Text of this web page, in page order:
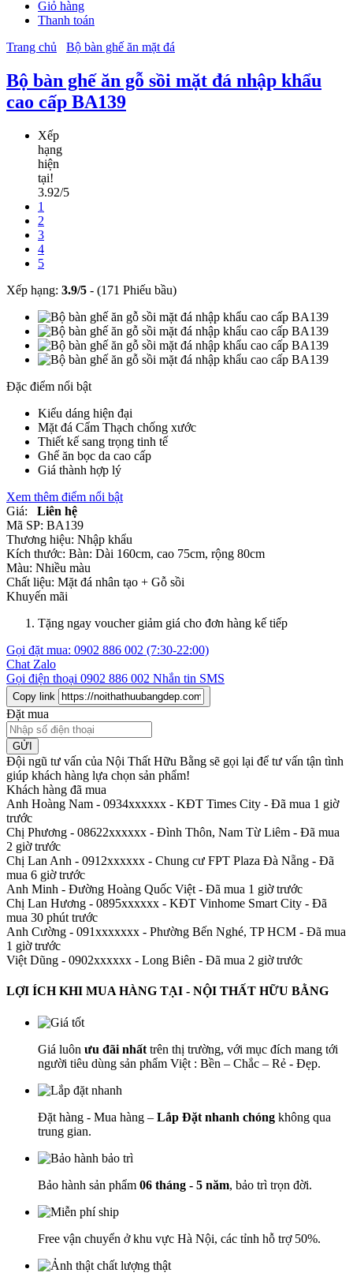
Giỏ hàng
Thanh toán
Trang chủ
Bộ bàn ghế ăn mặt đá
Bộ bàn ghế ăn gỗ sồi mặt đá nhập khẩu
cao cấp BA139
Xếp
hạng
hiện
tại!
3.92/5
1
2
3
4
5
Xếp hạng: 3.9/5 - (171 Phiếu bầu)
Đặc điểm nổi bật
Kiểu dáng hiện đại
Mặt đá Cẩm Thạch chống xước
Thiết kế sang trọng tinh tế
Ghế ăn bọc da cao cấp
Giá thành hợp lý
Xem thêm điểm nổi bật
Giá:
Liên hệ
Mã SP: BA139
Thương hiệu: Nhập khẩu
Kích thước: Bàn: Dài 160cm, cao 75cm, rộng 80cm
Màu: Nhiều màu
Chất liệu: Mặt đá nhân tạo + Gỗ sồi
Khuyến mãi
Tặng ngay voucher giảm giá cho đơn hàng kế tiếp
Gọi đặt mua: 0902 886 002 (7:30-22:00)
Chat Zalo
Gọi điện thoại 0902 886 002 Nhắn tin SMS
Copy link
Đặt mua
GỬI
Đội ngũ tư vấn của Nội Thất Hữu Bằng sẽ gọi lại để tư vấn tận tình
giúp khách hàng lựa chọn sản phẩm!
Khách hàng đã mua
Anh Hoàng Nam - 0934xxxxxx - KĐT Times City - Đã mua 1 giờ
trước
Chị Phương - 08622xxxxxx - Đình Thôn, Nam Từ Liêm - Đã mua
2 giờ trước
Chị Lan Anh - 0912xxxxxx - Chung cư FPT Plaza Đà Nẵng - Đã
mua 6 giờ trước
Anh Minh - Đường Hoàng Quốc Việt - Đã mua 1 giờ trước
Chị Lan Hương - 0895xxxxxx - KĐT Vinhome Smart City - Đã
mua 30 phút trước
Anh Cường - 091xxxxxxx - Phường Bến Nghé, TP HCM - Đã mua
1 giờ trước
Việt Dũng - 0902xxxxxx - Long Biên - Đã mua 2 giờ trước
LỢI ÍCH KHI MUA HÀNG TẠI - NỘI THẤT HỮU BẰNG
Giá luôn ưu đãi nhất trên thị trường, với mục đích mang tới
người tiêu dùng sản phẩm Việt : Bền – Chắc – Rẻ - Đẹp.
Đặt hàng - Mua hàng – Lắp Đặt nhanh chóng không qua
trung gian.
Bảo hành sản phẩm 06 tháng - 5 năm, bảo trì trọn đời.
Free vận chuyển ở khu vực Hà Nội, các tỉnh hỗ trợ 50%.